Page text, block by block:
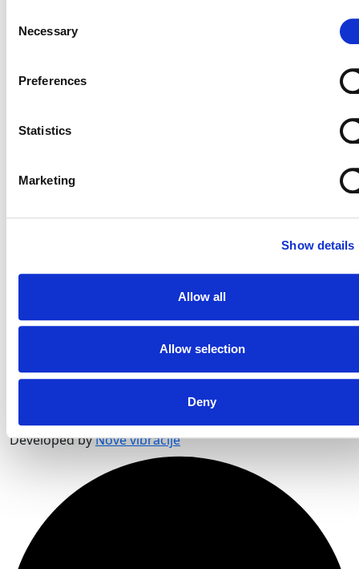
Selection
Necessary
Preferences
Statistics
Marketing
Show details
Allow all
Allow selection
Deny
21 000 Split
Turističko-informativni centar Stobreč
+385 (0)21 324 016
Korisne informacije
Informacije o privatnosti
© 2026. Turističko-informativni centar Stobreč |
Developed byNove vibracije